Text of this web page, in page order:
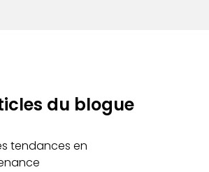
du blogue
tendances en